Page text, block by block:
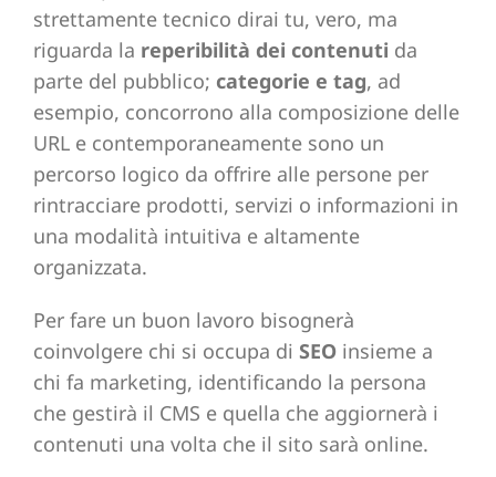
strettamente tecnico dirai tu, vero, ma
riguarda la reperibilità dei contenuti da
parte del pubblico; categorie e tag, ad
esempio, concorrono alla composizione delle
URL e contemporaneamente sono un
percorso logico da offrire alle persone per
rintracciare prodotti, servizi o informazioni in
una modalità intuitiva e altamente
organizzata.
Per fare un buon lavoro bisognerà
coinvolgere chi si occupa di SEO insieme a
chi fa marketing, identificando la persona
che gestirà il CMS e quella che aggiornerà i
contenuti una volta che il sito sarà online.